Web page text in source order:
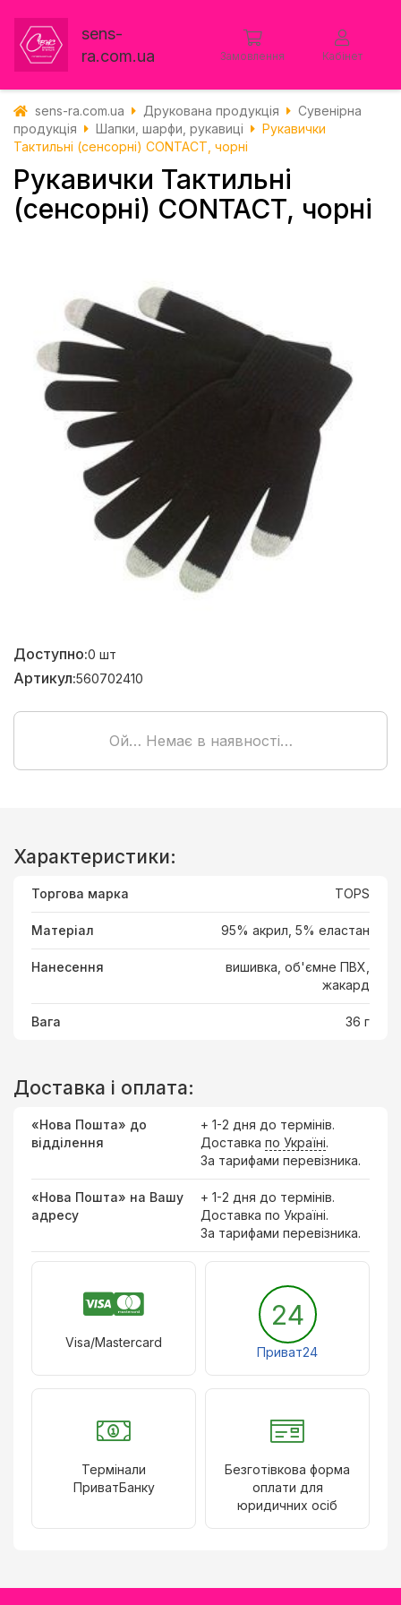
sens-
ra.com.ua
Замовлення Кабінет
sens-ra.com.ua Друкована продукція
Сувенірна
продукція
Шапки, шарфи, рукавиці
Рукавички
Тактильні (сенсорні) CONTACT, чорні
Рукавички Тактильні
(сенсорні) CONTACT, чорні
Доступно:0 шт
Артикул:560702410
Ой… Немає в наявності…
Характеристики:
Торгова марка TOPS
Матеріал 95% акрил, 5% еластан
Нанесення
вишивка, об'ємне ПВХ,
жакард
Вага 36 г
Доставка і оплата:
«Нова Пошта» до
відділення
+ 1-2 дня до термінів.
Доставка по Україні.
За тарифами перевізника.
«Нова Пошта» на Вашу
адресу
+ 1-2 дня до термінів.
Доставка по Україні.
За тарифами перевізника.
Visa/Mastercard
24
Приват24
Термінали
ПриватБанку
Безготівкова форма
оплати для
юридичних осіб